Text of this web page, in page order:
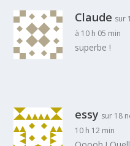
Claude sur
à 10 h 05 min
superbe !
essy sur 18
10 h 12 min